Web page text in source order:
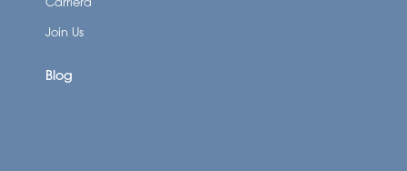
Join Us
Blog